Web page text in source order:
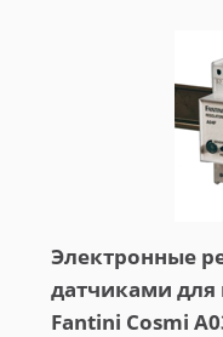
Электронные
датчиками
Fantini Cosmi